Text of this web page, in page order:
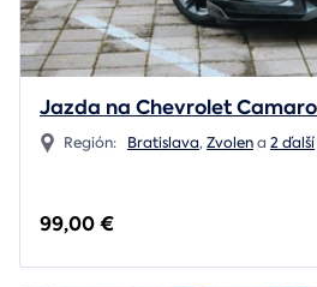
Jazda na Chevrolet
Región: Bratislava,Zvolena 2 ďalší
99,00 €